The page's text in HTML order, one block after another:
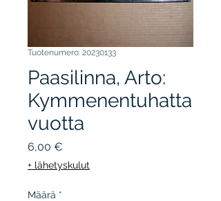
Tuotenumero: 20230133
Paasilinna, Arto:
Kymmenentuhatta
vuotta
6,00 €
+ lähetyskulut
Määrä *